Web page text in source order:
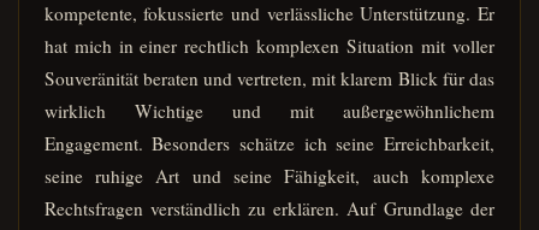
kompetente, fokussierte und verlässliche Unterstützung. Er
hat mich in einer rechtlich komplexen Situation mit voller
Souveränität beraten und vertreten, mit klarem Blick für das
wirklich Wichtige und mit außergewöhnlichem
Engagement. Besonders schätze ich seine Erreichbarkeit,
seine ruhige Art und seine Fähigkeit, auch komplexe
Rechtsfragen verständlich zu erklären. Auf Grundlage der